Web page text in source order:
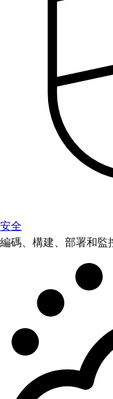
安全
編碼、構建、部署和監